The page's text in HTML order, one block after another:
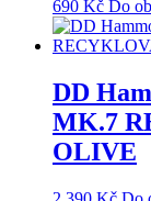
690 Kč Do
DD
MK.7
OLIVE